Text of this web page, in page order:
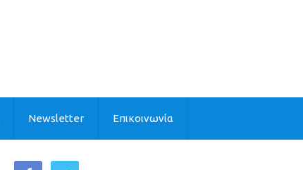
Newsletter Επικοινωνία